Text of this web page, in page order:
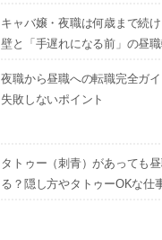
キャバ嬢・夜職は何歳まで続
壁と「手遅れになる前」の昼
夜職から昼職への転職完全ガ
失敗しないポイント
タトゥー（刺青）があっても
る？隠し方やタトゥーOKな仕